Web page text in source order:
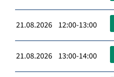
21.08.2026 12:00-13:00
21.08.2026 13:00-14:00